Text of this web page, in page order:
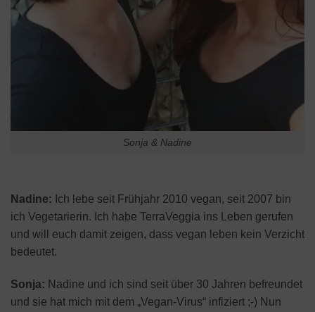
Sonja & Nadine
Nadine: Ich lebe seit Frühjahr 2010 vegan, seit 2007 bin
ich Vegetarierin. Ich habe TerraVeggia ins Leben gerufen
und will euch damit zeigen, dass vegan leben kein Verzicht
bedeutet.
Sonja: Nadine und ich sind seit über 30 Jahren befreundet
und sie hat mich mit dem „Vegan-Virus“ infiziert ;-) Nun